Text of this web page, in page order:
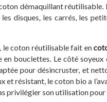
démaquillant
disques, les carrés, les
le coton réutilisable fait en
en bouclettes. Le côté
pour désincruster, et
et résistant, le coton bio a
privilégier son utilisation